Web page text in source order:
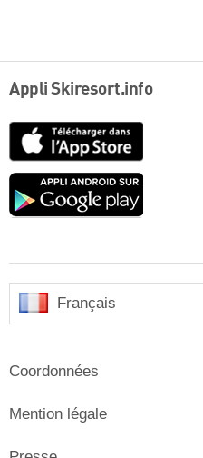
Appli Skiresort.info
Google
Français
Coordonnées
Mention légale